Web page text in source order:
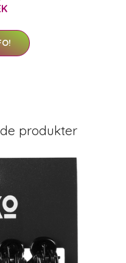
produkter